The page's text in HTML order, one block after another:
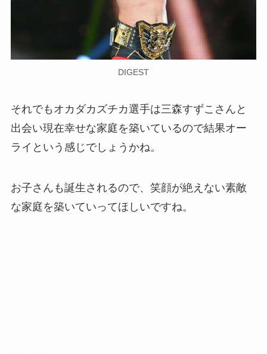
DIGEST
それでもオカダカズチカ選手は三森すずこさんと
出会い現在幸せな家庭を築いているので結果オー
ライという感じでしょうかね。
お子さんも誕生されるので、笑顔が絶えない素敵
な家庭を築いていってほしいですね。